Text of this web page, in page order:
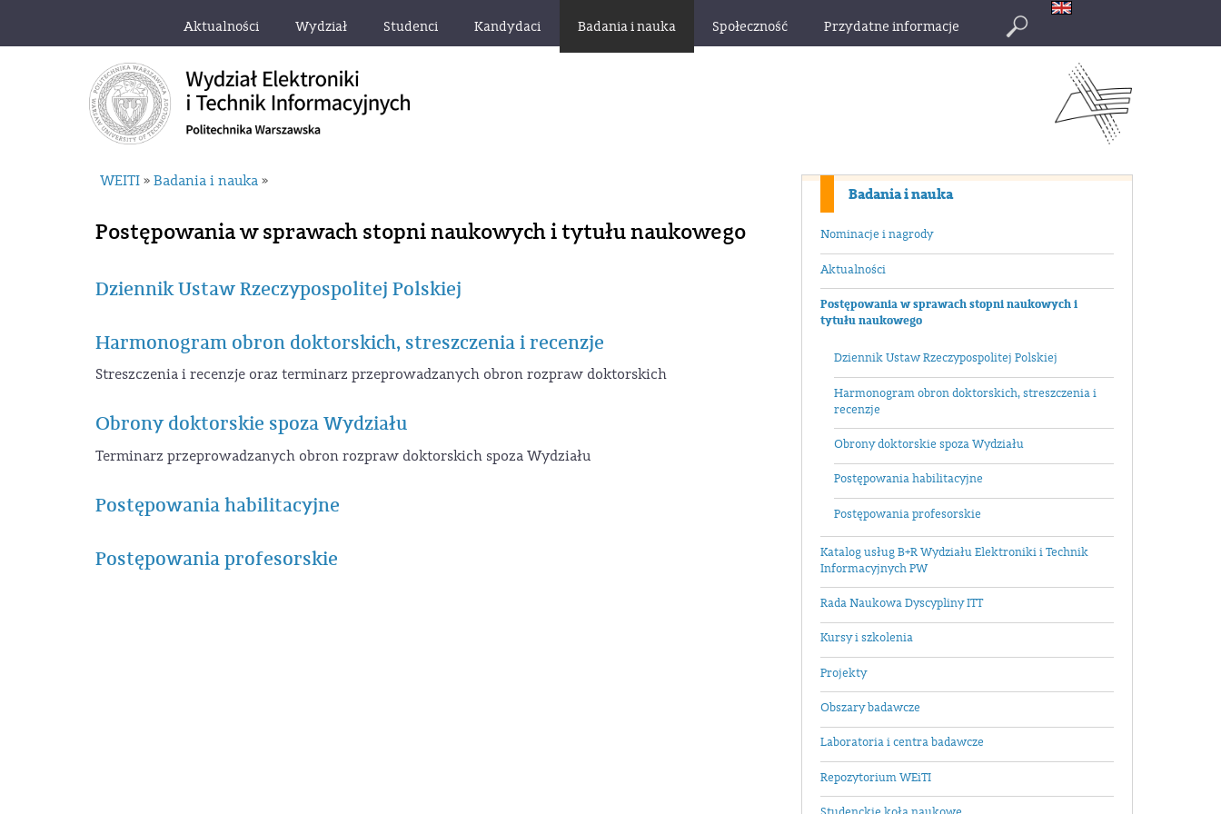
Aktualności Wydział Studenci Kandydaci Badania i nauka Społeczność Przydatne informacje
Badania i nauka
Nominacje i nagrody
Aktualności
Postępowania w sprawach stopni naukowych i
tytułu naukowego
Dziennik Ustaw Rzeczypospolitej Polskiej
Harmonogram obron doktorskich, streszczenia i
recenzje
Obrony doktorskie spoza Wydziału
Postępowania habilitacyjne
Postępowania profesorskie
Katalog usług B+R Wydziału Elektroniki i Technik
Informacyjnych PW
Rada Naukowa Dyscypliny ITT
Kursy i szkolenia
Projekty
Obszary badawcze
Laboratoria i centra badawcze
Repozytorium WEiTI
WEITI » Badania i nauka »
Postępowania w sprawach stopni naukowych i tytułu naukowego
Dziennik Ustaw Rzeczypospolitej Polskiej
Harmonogram obron doktorskich, streszczenia i recenzje
Streszczenia i recenzje oraz terminarz przeprowadzanych obron rozpraw doktorskich
Obrony doktorskie spoza Wydziału
Terminarz przeprowadzanych obron rozpraw doktorskich spoza Wydziału
Postępowania habilitacyjne
Postępowania profesorskie